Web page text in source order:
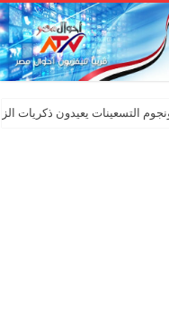
التسعينات يعيدون ذكريات